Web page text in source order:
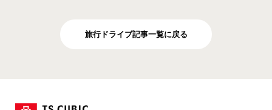
旅行ドライブ記事一覧に戻る